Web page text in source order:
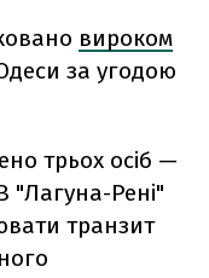
вироком
за угодою
трьох осіб —
"Лагуна-Рені"
транзит